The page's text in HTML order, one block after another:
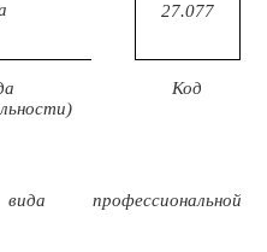
27.077
Код
профессиональной